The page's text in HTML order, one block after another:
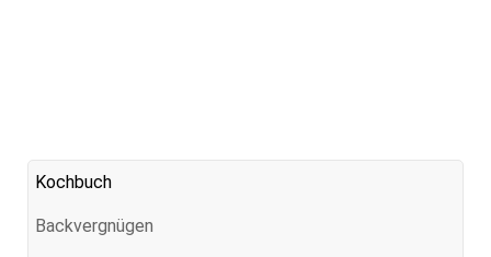
Kochbuch
Backvergnügen